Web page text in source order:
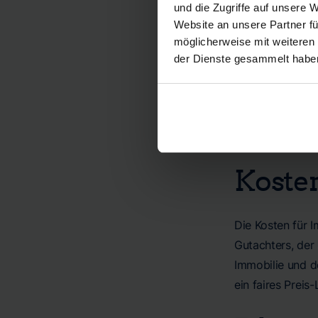
und die Zugriffe auf unsere
Website an unsere Partner
möglicherweise mit
der Dienste gesammelt
Bewertungen
Ein
was oft in
Die Kosten für
Gutachters,
Immobilie und
ein faires